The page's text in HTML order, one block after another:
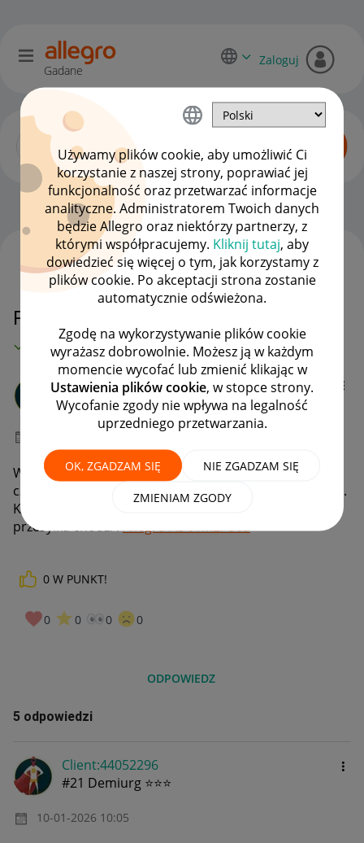
Używamy plików cookie, aby umożliwić Ci
korzystanie z naszej strony, poprawiać jej
funkcjonalność oraz przetwarzać informacje
analityczne. Administratorem Twoich danych
będzie Allegro oraz niektórzy partnerzy, z
którymi współpracujemy. Kliknij tutaj, aby
dowiedzieć się więcej o tym, jak korzystamy z
plików cookie. Po akceptacji strona zostanie
automatycznie odświeżona.
Zgodę na wykorzystywanie plików cookie
wyrażasz dobrowolnie. Możesz ją w każdym
momencie wycofać lub zmienić klikając w
Ustawienia plików cookie, w stopce strony.
Wycofanie zgody nie wpływa na legalność
uprzedniego przetwarzania.
OK, ZGADZAM SIĘ NIE ZGADZAM SIĘ
ZMIENIAM ZGODY
Gadane
Zaloguj
Allegro Delivery OPCJE
Problem z paczką Allegro DHL
MAMY ROZWIĄZANIE!
zaproszenia-C13
#8 Zapaleniec
21:47
W historii paczki widnieją dziwne informacje, paczka
czeka na odbiór, a w nocy nagle, że wysłana z sortowni.
Klient ma pretensje, prosże o sprawdzenie o co z tą
przesyłka chodzi :Allegro AD01M2P363
0 W PUNKT!
0 0 0 0
ODPOWIEDZ
WSZYSTKIE TEMATY
5 odpowiedzi
Client:44052296
#21 Demiurg ⭐⭐⭐
‎10-01-2026 10:05